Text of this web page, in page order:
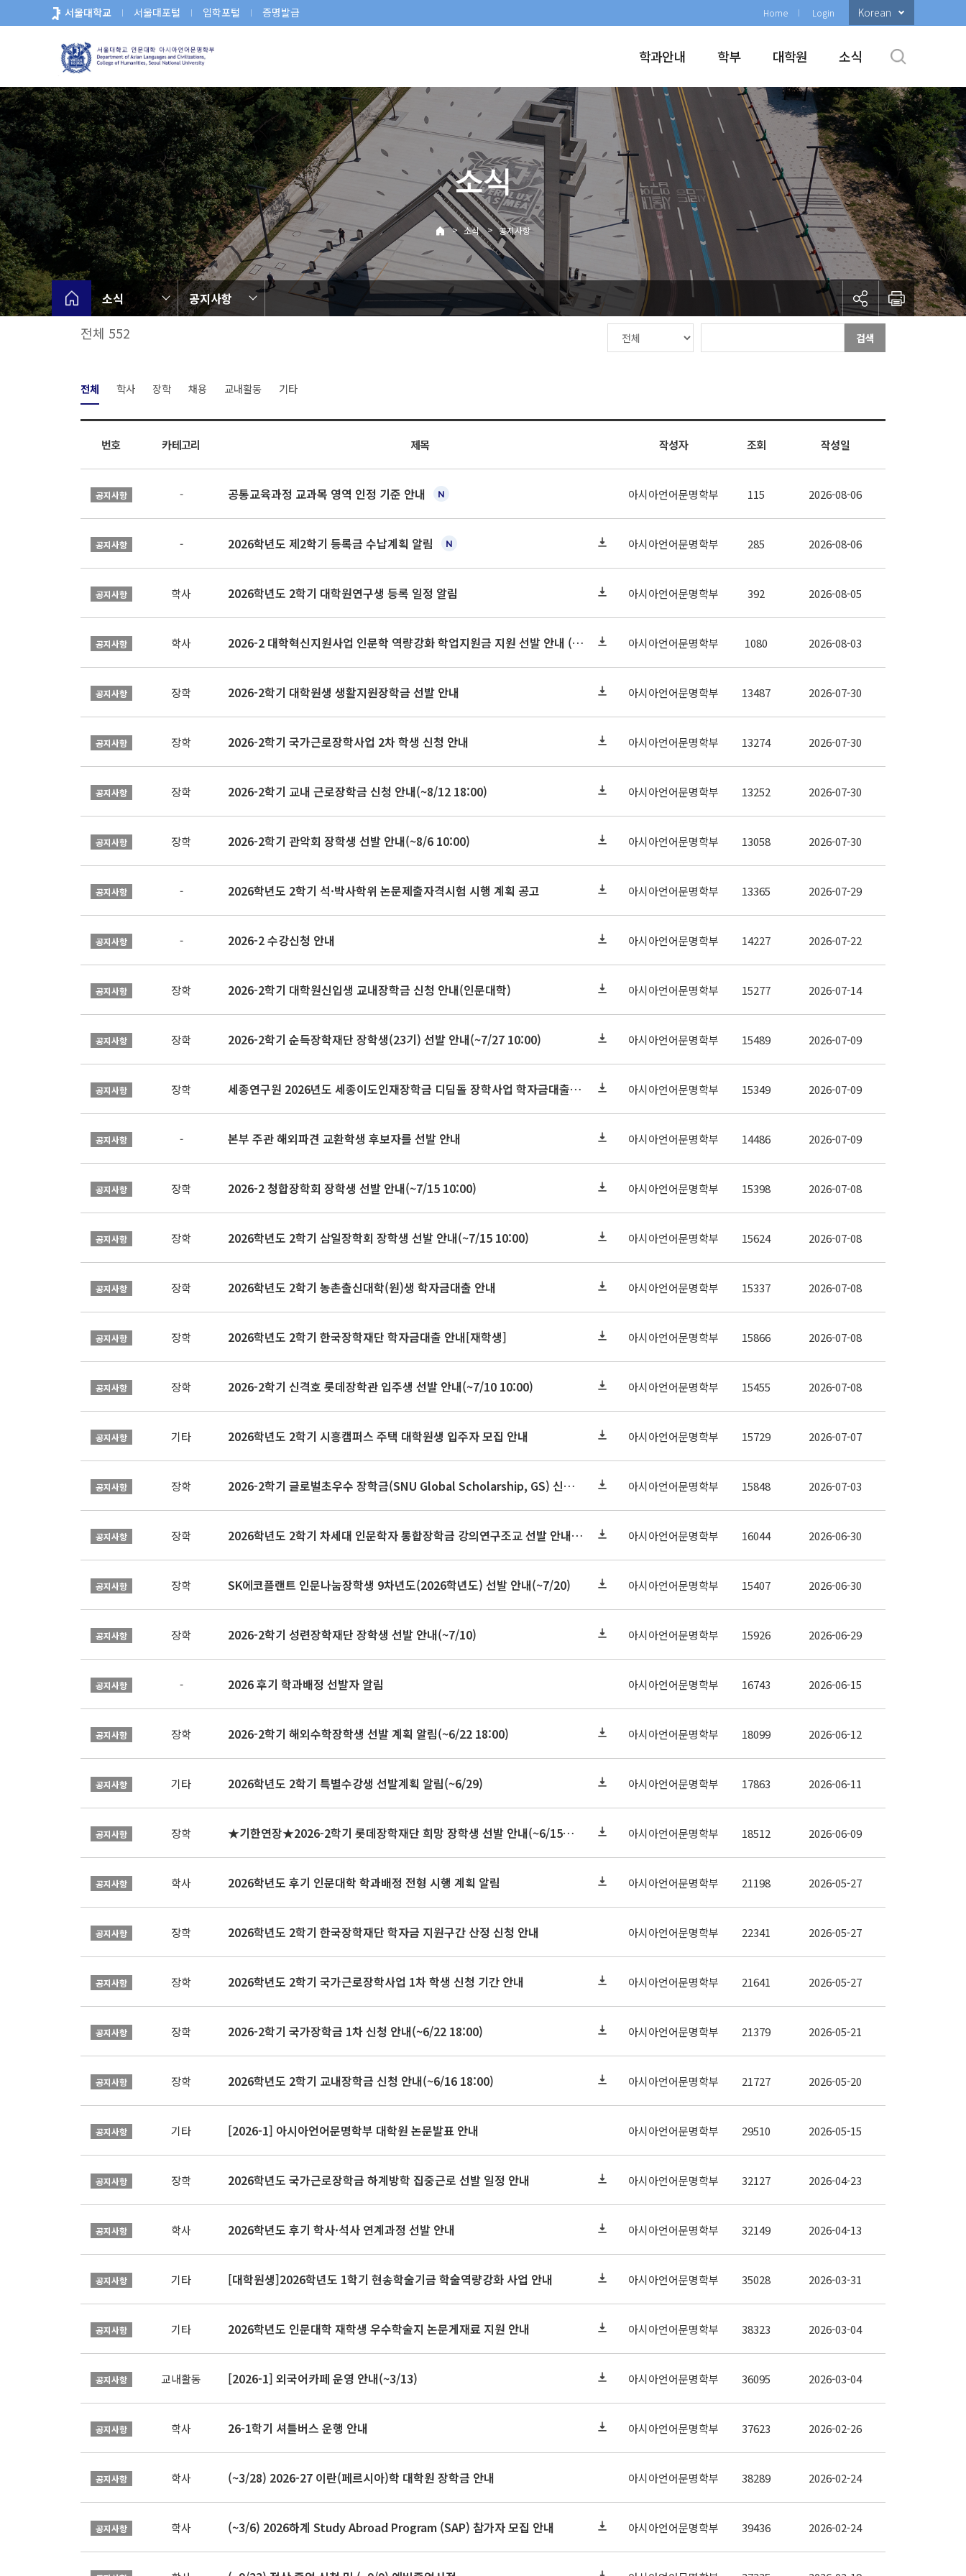
로
뉴
서울대학교 서울대포털 입학포털 증명발급 Home Login Korean
학과안내 학부 대학원 소식
소식
> 소식 > 공지사항
소식 공지사항
전체 552 검색
전체 학사 장학 채용 교내활동 기타
번호 카테고리 제목 작성자 조회 작성일
공지사항 - 공통교육과정 교과목 영역 인정 기준 안내 아시아언어문명학부 115 2026-08-06
공지사항 - 2026학년도 제2학기 등록금 수납계획 알림 아시아언어문명학부 285 2026-08-06
공지사항 학사 2026학년도 2학기 대학원연구생 등록 일정 알림 아시아언어문명학부 392 2026-08-05
공지사항 학사 2026-2 대학혁신지원사업 인문학 역량강화 학업지원금 지원 선발 안내 (학/석/박사) 아시아언어문명학부 1080 2026-08-03
공지사항 장학 2026-2학기 대학원생 생활지원장학금 선발 안내 아시아언어문명학부 13487 2026-07-30
공지사항 장학 2026-2학기 국가근로장학사업 2차 학생 신청 안내 아시아언어문명학부 13274 2026-07-30
공지사항 장학 2026-2학기 교내 근로장학금 신청 안내(~8/12 18:00) 아시아언어문명학부 13252 2026-07-30
공지사항 장학 2026-2학기 관악회 장학생 선발 안내(~8/6 10:00) 아시아언어문명학부 13058 2026-07-30
공지사항 - 2026학년도 2학기 석·박사학위 논문제출자격시험 시행 계획 공고 아시아언어문명학부 13365 2026-07-29
공지사항 - 2026-2 수강신청 안내 아시아언어문명학부 14227 2026-07-22
공지사항 장학 2026-2학기 대학원신입생 교내장학금 신청 안내(인문대학) 아시아언어문명학부 15277 2026-07-14
공지사항 장학 2026-2학기 순득장학재단 장학생(23기) 선발 안내(~7/27 10:00) 아시아언어문명학부 15489 2026-07-09
공지사항 장학 세종연구원 2026년도 세종이도인재장학금 디딤돌 장학사업 학자금대출 관련분야(원금상환, 이자지원) 신청 사업 안내 아시아언어문명학부 15349 2026-07-09
공지사항 - 본부 주관 해외파견 교환학생 후보자를 선발 안내 아시아언어문명학부 14486 2026-07-09
공지사항 장학 2026-2 청합장학회 장학생 선발 안내(~7/15 10:00) 아시아언어문명학부 15398 2026-07-08
공지사항 장학 2026학년도 2학기 삼일장학회 장학생 선발 안내(~7/15 10:00) 아시아언어문명학부 15624 2026-07-08
공지사항 장학 2026학년도 2학기 농촌출신대학(원)생 학자금대출 안내 아시아언어문명학부 15337 2026-07-08
공지사항 장학 2026학년도 2학기 한국장학재단 학자금대출 안내[재학생] 아시아언어문명학부 15866 2026-07-08
공지사항 장학 2026-2학기 신격호 롯데장학관 입주생 선발 안내(~7/10 10:00) 아시아언어문명학부 15455 2026-07-08
공지사항 기타 2026학년도 2학기 시흥캠퍼스 주택 대학원생 입주자 모집 안내 아시아언어문명학부 15729 2026-07-07
공지사항 장학 2026-2학기 글로벌초우수 장학금(SNU Global Scholarship, GS) 신청 안내(~7/12 23:00) 아시아언어문명학부 15848 2026-07-03
공지사항 장학 2026학년도 2학기 차세대 인문학자 통합장학금 강의연구조교 선발 안내(~7/8) 아시아언어문명학부 16044 2026-06-30
공지사항 장학 SK에코플랜트 인문나눔장학생 9차년도(2026학년도) 선발 안내(~7/20) 아시아언어문명학부 15407 2026-06-30
공지사항 장학 2026-2학기 성련장학재단 장학생 선발 안내(~7/10) 아시아언어문명학부 15926 2026-06-29
공지사항 - 2026 후기 학과배정 선발자 알림 아시아언어문명학부 16743 2026-06-15
공지사항 장학 2026-2학기 해외수학장학생 선발 계획 알림(~6/22 18:00) 아시아언어문명학부 18099 2026-06-12
공지사항 기타 2026학년도 2학기 특별수강생 선발계획 알림(~6/29) 아시아언어문명학부 17863 2026-06-11
공지사항 장학 ★기한연장★2026-2학기 롯데장학재단 희망 장학생 선발 안내(~6/15 ~6/22 10:00)아시아언어문명학부 18512 2026-06-09
공지사항 학사 2026학년도 후기 인문대학 학과배정 전형 시행 계획 알림 아시아언어문명학부 21198 2026-05-27
공지사항 장학 2026학년도 2학기 한국장학재단 학자금 지원구간 산정 신청 안내 아시아언어문명학부 22341 2026-05-27
공지사항 장학 2026학년도 2학기 국가근로장학사업 1차 학생 신청 기간 안내 아시아언어문명학부 21641 2026-05-27
공지사항 장학 2026-2학기 국가장학금 1차 신청 안내(~6/22 18:00) 아시아언어문명학부 21379 2026-05-21
공지사항 장학 2026학년도 2학기 교내장학금 신청 안내(~6/16 18:00) 아시아언어문명학부 21727 2026-05-20
공지사항 기타 [2026-1] 아시아언어문명학부 대학원 논문발표 안내 아시아언어문명학부 29510 2026-05-15
공지사항 장학 2026학년도 국가근로장학금 하계방학 집중근로 선발 일정 안내 아시아언어문명학부 32127 2026-04-23
공지사항 학사 2026학년도 후기 학사·석사 연계과정 선발 안내 아시아언어문명학부 32149 2026-04-13
공지사항 기타 [대학원생]2026학년도 1학기 현송학술기금 학술역량강화 사업 안내 아시아언어문명학부 35028 2026-03-31
공지사항 기타 2026학년도 인문대학 재학생 우수학술지 논문게재료 지원 안내 아시아언어문명학부 38323 2026-03-04
공지사항 교내활동 [2026-1] 외국어카페 운영 안내(~3/13) 아시아언어문명학부 36095 2026-03-04
공지사항 학사 26-1학기 셔틀버스 운행 안내 아시아언어문명학부 37623 2026-02-26
공지사항 학사 (~3/28) 2026-27 이란(페르시아)학 대학원 장학금 안내 아시아언어문명학부 38289 2026-02-24
공지사항 학사 (~3/6) 2026하계 Study Abroad Program (SAP) 참가자 모집 안내 아시아언어문명학부 39436 2026-02-24